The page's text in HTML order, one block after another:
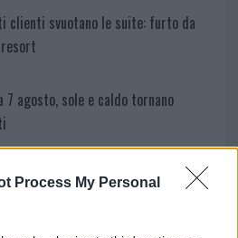
Process My Personal
clienti svuotano le suite: furto da
7 agosto, sole e caldo tornano
rampe chiuse ancora fino a